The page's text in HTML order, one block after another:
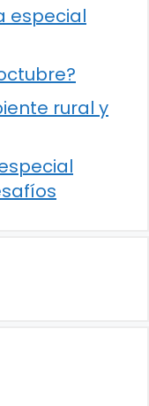
especial
rural y